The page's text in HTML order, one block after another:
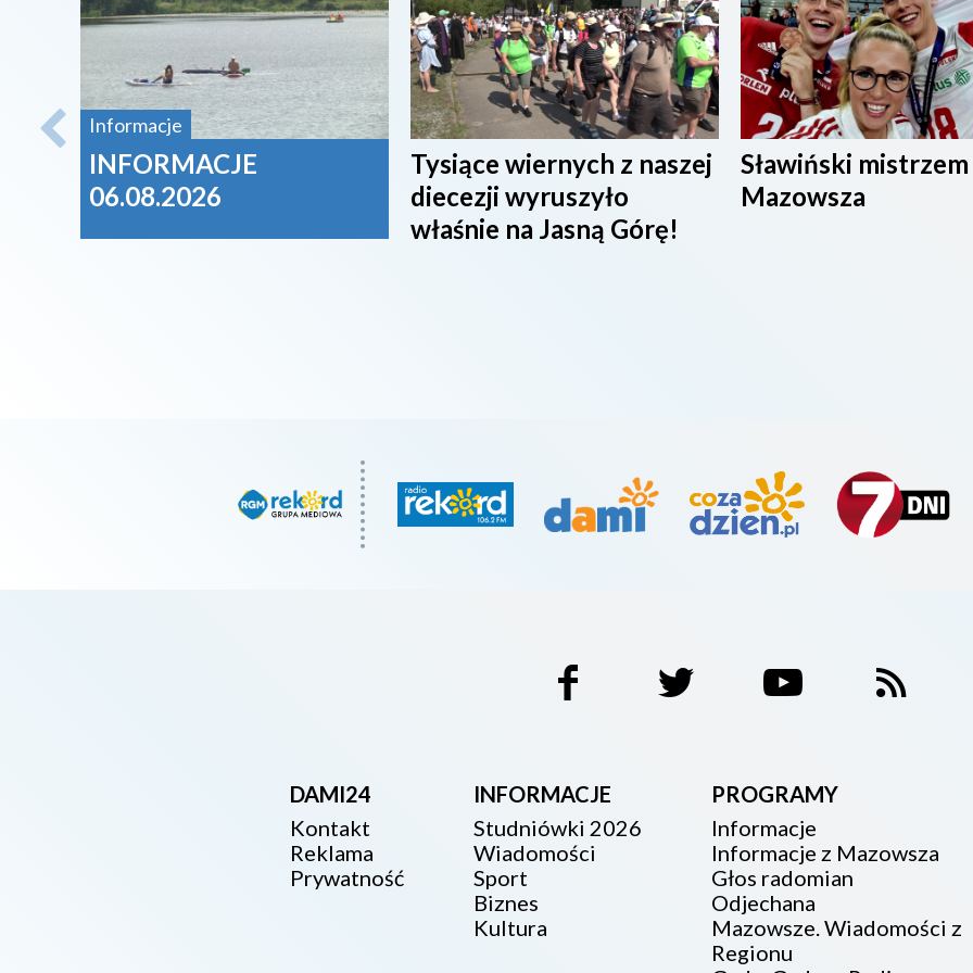
Informacje
INFORMACJE
06.08.2026
Tysiące wiernych z naszej
diecezji wyruszyło
właśnie na Jasną Górę!
Sławiński mistrzem
Mazowsza
DAMI24
Kontakt
Reklama
Prywatność
INFORMACJE
Studniówki 2026
Wiadomości
Sport
Biznes
Kultura
PROGRAMY
Informacje
Informacje z Mazowsza
Głos radomian
Odjechana
Mazowsze. Wiadomości z
Regionu